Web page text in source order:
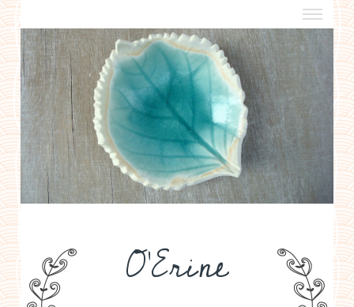
O'Erine
a propos
boutiques de créateurs
contact
politique de confidentialité